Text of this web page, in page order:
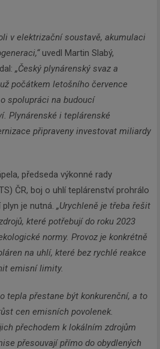
v elektrizační soustavě, akumulaci
uvedl Martin Slabý,
„Český plynárenský svaz a
počátkem letošního července
spolupráci na budoucí
Plynárenské i teplárenské
připraveny investovat miliardy
předseda výkonné rady
ČR, boj o uhlí teplárenství prohrálo
je nutná. „Urychleně je třeba řešit
které potřebují do roku 2023
normy. Provoz je konkrétně
na uhlí, které bez rychlé reakce
emisní limity.
tepla přestane být konkurenční, a to
cen emisních povolenek.
přechodem k lokálním zdrojům
přesouvají přímo do obydlených